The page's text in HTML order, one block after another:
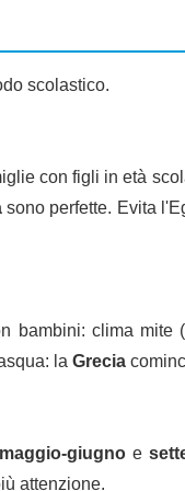
scolastico.
con figli in età
sono perfette. Evita
clima mite
la Grecia
giugnoe
attenzione.